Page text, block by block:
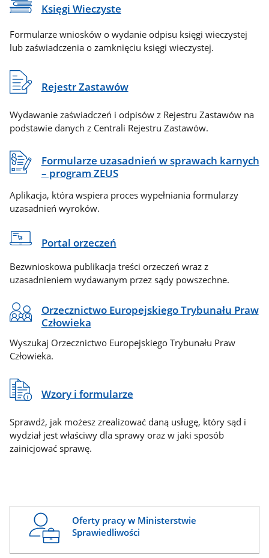
Księgi Wieczyste
Formularze wniosków o wydanie odpisu księgi wieczystej
lub zaświadczenia o zamknięciu księgi wieczystej.
Rejestr Zastawów
Wydawanie zaświadczeń i odpisów z Rejestru Zastawów na
podstawie danych z Centrali Rejestru Zastawów.
Formularze uzasadnień w sprawach karnych
– program ZEUS
Aplikacja, która wspiera proces wypełniania formularzy
uzasadnień wyroków.
Portal orzeczeń
Bezwnioskowa publikacja treści orzeczeń wraz z
uzasadnieniem wydawanym przez sądy powszechne.
Orzecznictwo Europejskiego Trybunału Praw
Człowieka
Wyszukaj Orzecznictwo Europejskiego Trybunału Praw
Człowieka.
Wzory i formularze
Sprawdź, jak możesz zrealizować daną usługę, który sąd i
wydział jest właściwy dla sprawy oraz w jaki sposób
zainicjować sprawę.
Oferty pracy w Ministerstwie
Sprawiedliwości